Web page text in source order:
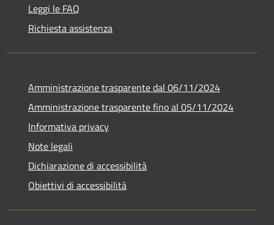
Leggi le FAQ
Richiesta assistenza
Amministrazione trasparente dal 06/11/2024
Amministrazione trasparente fino al 05/11/2024
Informativa privacy
Note legali
Dichiarazione di accessibilità
Obiettivi di accessibilità